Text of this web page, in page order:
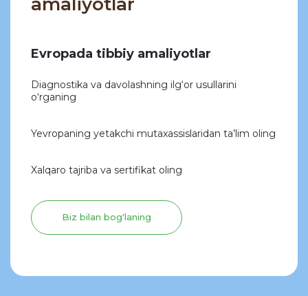
Evropada tibbiy amaliyotlar
Diagnostika va davolashning ilg‘or usullarini
o‘rganing
Yevropaning yetakchi mutaxassislaridan ta’lim oling
Xalqaro tajriba va sertifikat oling
Biz bilan bog'laning